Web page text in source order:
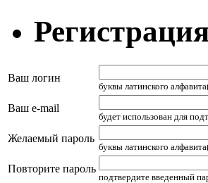
Ваш логин
буквы латинского
Ваш e-mail
будет использован для
Желаемый пароль
буквы латинского
Повторите пароль
подтвердите введенный